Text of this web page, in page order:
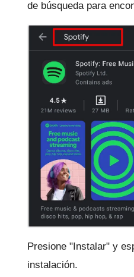
de búsqueda para
Presione "Instalar" y
instalación.